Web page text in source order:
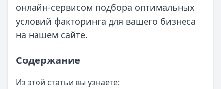
онлайн-сервисом подбора оптимальных
условий факторинга для вашего бизнеса
на нашем сайте.
Содержание
Из этой статьи вы узнаете: